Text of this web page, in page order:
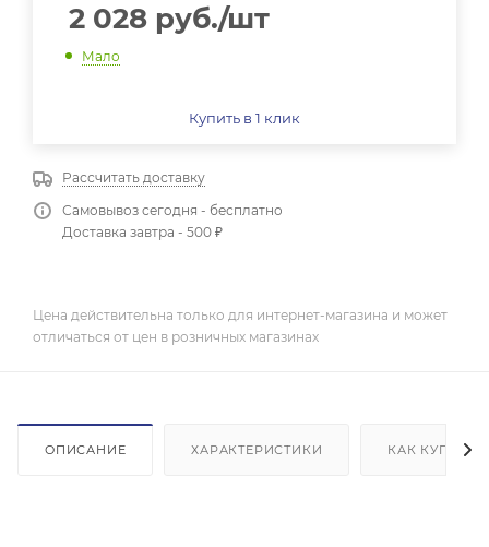
2 028 руб./шт
Мало
Купить в 1 клик
Рассчитать доставку
Самовывоз сегодня - бесплатно
Доставка завтра - 500 ₽
Цена действительна только для интернет-магазина и может
отличаться от цен в розничных магазинах
ОПИСАНИЕ ХАРАКТЕРИСТИКИ КАК КУПИТЬ